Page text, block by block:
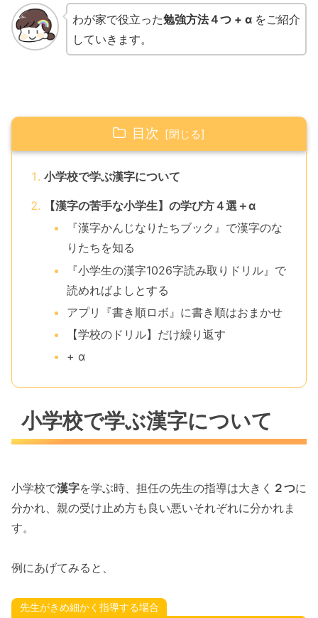
わが家で役立った勉強方法４つ + α をご紹介
していきます。
目次
小学校で学ぶ漢字について
【漢字の苦手な小学生】の学び方４選＋α
『漢字かんじなりたちブック』で漢字のな
りたちを知る
『小学生の漢字1026字読み取りドリル』で
読めればよしとする
アプリ『書き順ロボ』に書き順はおまかせ
【学校のドリル】だけ繰り返す
+ α
小学校で学ぶ漢字について
小学校で漢字を学ぶ時、担任の先生の指導は大きく ２つに
分かれ、親の受け止め方も良い悪いそれぞれに分かれま
す。
例にあげてみると、
先生がきめ細かく指導する場合